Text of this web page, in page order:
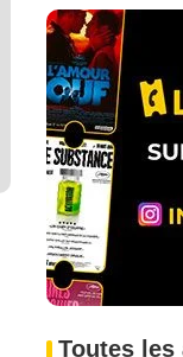
Toutes les